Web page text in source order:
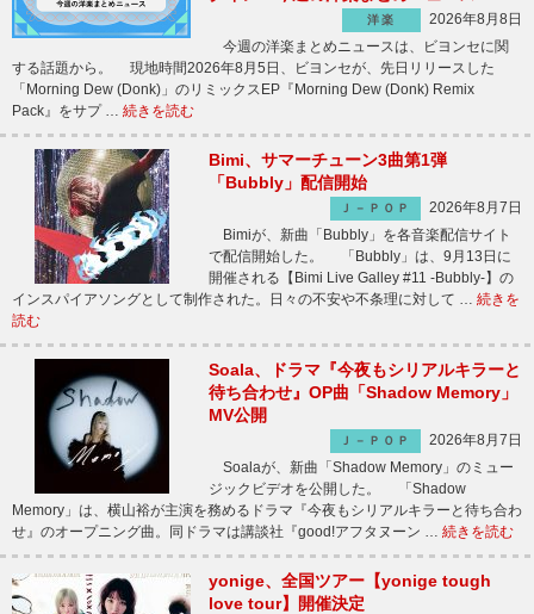
洋楽
2026年8月8日
今週の洋楽まとめニュースは、ビヨンセに関
する話題から。 現地時間2026年8月5日、ビヨンセが、先日リリースした
「Morning Dew (Donk)」のリミックスEP『Morning Dew (Donk) Remix
Pack』をサプ … 続きを読む
Bimi、サマーチューン3曲第1弾
「Bubbly」配信開始
Ｊ－ＰＯＰ
2026年8月7日
Bimiが、新曲「Bubbly」を各音楽配信サイト
で配信開始した。 「Bubbly」は、9月13日に
開催される【Bimi Live Galley #11 -Bubbly-】の
インスパイアソングとして制作された。日々の不安や不条理に対して … 続きを
読む
Soala、ドラマ『今夜もシリアルキラーと
待ち合わせ』OP曲「Shadow Memory」
MV公開
Ｊ－ＰＯＰ
2026年8月7日
Soalaが、新曲「Shadow Memory」のミュー
ジックビデオを公開した。 「Shadow
Memory」は、横山裕が主演を務めるドラマ『今夜もシリアルキラーと待ち合わ
せ』のオープニング曲。同ドラマは講談社『good!アフタヌーン … 続きを読む
yonige、全国ツアー【yonige tough
love tour】開催決定